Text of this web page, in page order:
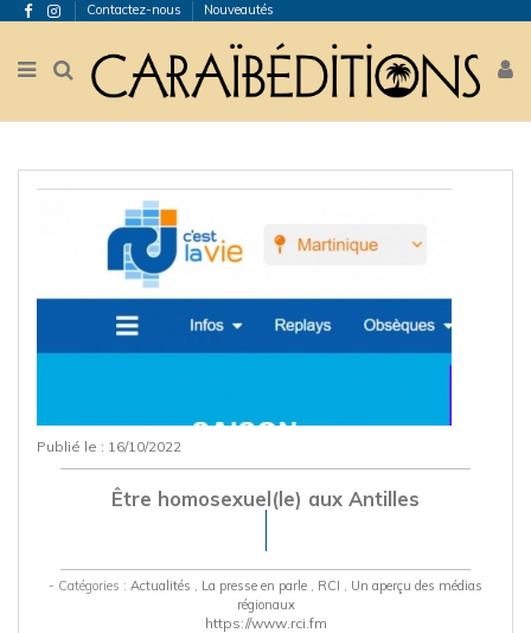
Contactez-nous Nouveautés
Publié le : 16/10/2022
Être homosexuel(le) aux Antilles
- Catégories : Actualités La presse en parle RCI
Un aperçu des médias
régionaux
https://www.rci.fm